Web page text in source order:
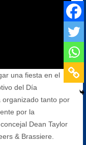
una fiesta en el
del Día
organizado tanto por
por la
Dean Taylor
& Brassiere.